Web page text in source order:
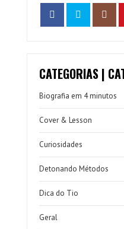
CATEGORIAS |
Biografia em 4 minutos
Cover & Lesson
Curiosidades
Detonando Métodos
Dica do Tio
Geral